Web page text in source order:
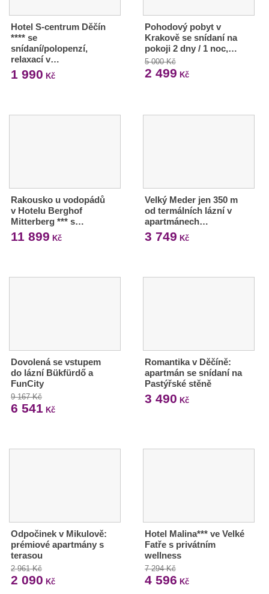
Hotel S-centrum Děčín
**** se
snídaní/polopenzí,
relaxací v…
1 990 Kč
Pohodový pobyt v
Krakově se snídaní na
pokoji 2 dny / 1 noc,…
5 000 Kč
2 499 Kč
Rakousko u vodopádů
v Hotelu Berghof
Mitterberg *** s…
11 899 Kč
Velký Meder jen 350 m
od termálních lázní v
apartmánech…
3 749 Kč
Dovolená se vstupem
do lázní Bükfürdő a
FunCity
9 167 Kč
6 541 Kč
Romantika v Děčíně:
apartmán se snídaní na
Pastýřské stěně
3 490 Kč
Odpočinek v Mikulově:
prémiové apartmány s
terasou
2 961 Kč
2 090 Kč
Hotel Malina*** ve Velké
Fatře s privátním
wellness
7 294 Kč
4 596 Kč